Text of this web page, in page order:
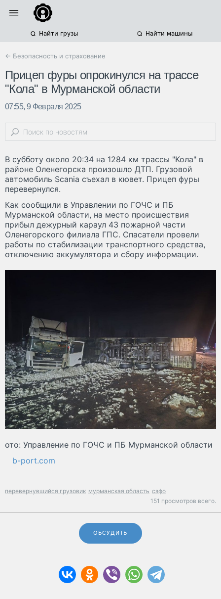
Найти грузы Найти машины
← Безопасность и страхование
Прицеп фуры опрокинулся на трассе
"Кола" в Мурманской области
07:55, 9 Февраля 2025
В субботу около 20:34 на 1284 км трассы "Кола" в
районе Оленегорска произошло ДТП. Грузовой
автомобиль Scania съехал в кювет. Прицеп фуры
перевернулся.
Как сообщили в Управлении по ГОЧС и ПБ
Мурманской области, на место происшествия
прибыл дежурный караул 43 пожарной части
Оленегорского филиала ГПС. Спасатели провели
работы по стабилизации транспортного средства,
отключению аккумулятора и сбору информации.
ото: Управление по ГОЧС и ПБ Мурманской области
b-port.com
перевернувшийся грузовик мурманская область сзфо
151 просмотров всего.
ОБСУДИТЬ